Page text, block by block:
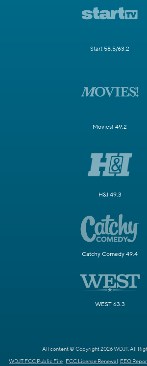
Start 58.5/63.2
Movies! 49.2
H&I 49.3
Catchy Comedy 49.4
WEST 63.3
All content © Copyright 2026 WDJT. All
WDJT FCC Public File FCC License Renewal EEO